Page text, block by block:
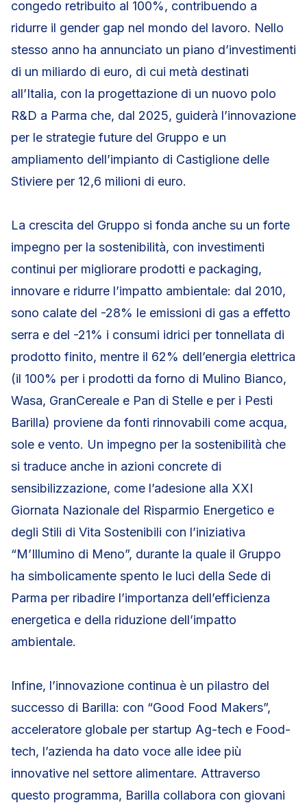
congedo retribuito al 100%, contribuendo a
ridurre il gender gap nel mondo del lavoro. Nello
stesso anno ha annunciato un piano d’investimenti
di un miliardo di euro, di cui metà destinati
all’Italia, con la progettazione di un nuovo polo
R&D a Parma che, dal 2025, guiderà l’innovazione
per le strategie future del Gruppo e un
ampliamento dell’impianto di Castiglione delle
Stiviere per 12,6 milioni di euro.
La crescita del Gruppo si fonda anche su un forte
impegno per la sostenibilità, con investimenti
continui per migliorare prodotti e packaging,
innovare e ridurre l’impatto ambientale: dal 2010,
sono calate del -28% le emissioni di gas a effetto
serra e del -21% i consumi idrici per tonnellata di
prodotto finito, mentre il 62% dell’energia elettrica
(il 100% per i prodotti da forno di Mulino Bianco,
Wasa, GranCereale e Pan di Stelle e per i Pesti
Barilla) proviene da fonti rinnovabili come acqua,
sole e vento. Un impegno per la sostenibilità che
si traduce anche in azioni concrete di
sensibilizzazione, come l’adesione alla XXI
Giornata Nazionale del Risparmio Energetico e
degli Stili di Vita Sostenibili con l’iniziativa
“M’Illumino di Meno”, durante la quale il Gruppo
ha simbolicamente spento le luci della Sede di
Parma per ribadire l’importanza dell’efficienza
energetica e della riduzione dell’impatto
ambientale.
Infine, l’innovazione continua è un pilastro del
successo di Barilla: con “Good Food Makers”,
acceleratore globale per startup Ag-tech e Food-
tech, l’azienda ha dato voce alle idee più
innovative nel settore alimentare. Attraverso
questo programma, Barilla collabora con giovani